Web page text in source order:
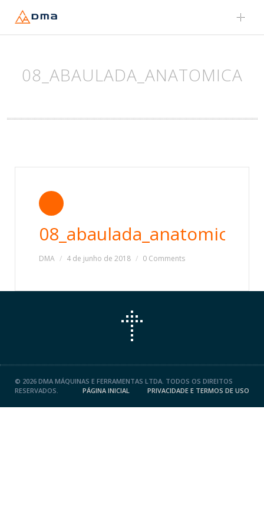
Skip
to
08_ABAULADA_ANATOMICA
08_abaulada_anatomica
DMA 4 de junho de 2018 0 Comments
© 2026 DMA MÁQUINAS E FERRAMENTAS LTDA. TODOS OS DIREITOS
RESERVADOS.
PÁGINA INICIAL PRIVACIDADE E TERMOS DE USO